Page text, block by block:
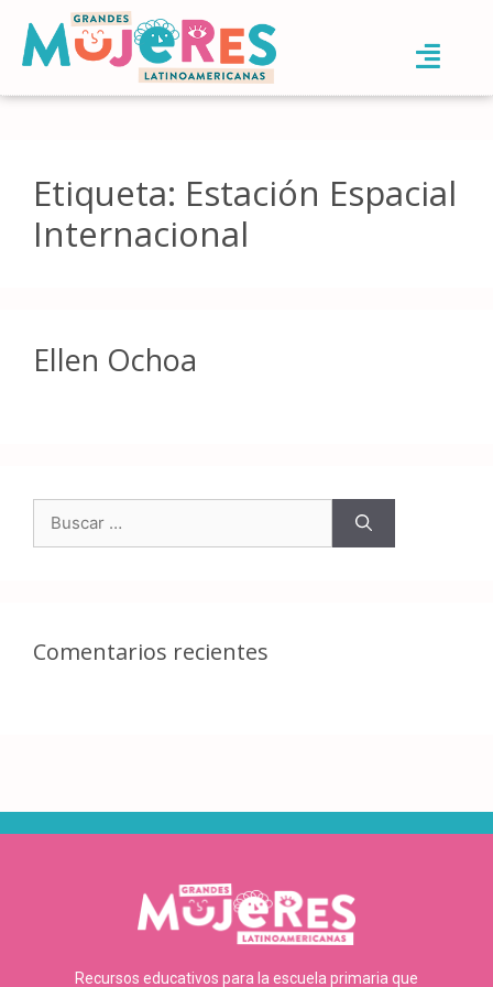
Etiqueta: Estación Espacial
Internacional
Ellen Ochoa
Comentarios recientes
Recursos educativos para la escuela primaria que